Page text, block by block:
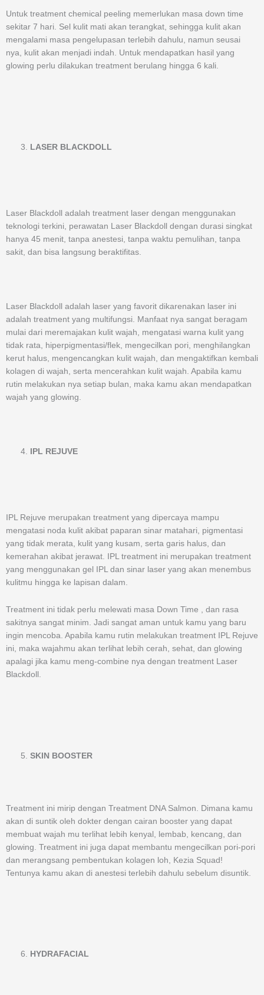
Untuk treatment chemical peeling memerlukan masa down time
sekitar 7 hari. Sel kulit mati akan terangkat, sehingga kulit akan
mengalami masa pengelupasan terlebih dahulu, namun seusai
nya, kulit akan menjadi indah. Untuk mendapatkan hasil yang
glowing perlu dilakukan treatment berulang hingga 6 kali.
LASER BLACKDOLL
Laser Blackdoll adalah treatment laser dengan menggunakan
teknologi terkini, perawatan Laser Blackdoll dengan durasi singkat
hanya 45 menit, tanpa anestesi, tanpa waktu pemulihan, tanpa
sakit, dan bisa langsung beraktifitas.
Laser Blackdoll adalah laser yang favorit dikarenakan laser ini
adalah treatment yang multifungsi. Manfaat nya sangat beragam
mulai dari meremajakan kulit wajah, mengatasi warna kulit yang
tidak rata, hiperpigmentasi/flek, mengecilkan pori, menghilangkan
kerut halus, mengencangkan kulit wajah, dan mengaktifkan kembali
kolagen di wajah, serta mencerahkan kulit wajah. Apabila kamu
rutin melakukan nya setiap bulan, maka kamu akan mendapatkan
wajah yang glowing.
IPL REJUVE
IPL Rejuve merupakan treatment yang dipercaya mampu
mengatasi noda kulit akibat paparan sinar matahari, pigmentasi
yang tidak merata, kulit yang kusam, serta garis halus, dan
kemerahan akibat jerawat. IPL treatment ini merupakan treatment
yang menggunakan gel IPL dan sinar laser yang akan menembus
kulitmu hingga ke lapisan dalam.
Treatment ini tidak perlu melewati masa Down Time , dan rasa
sakitnya sangat minim. Jadi sangat aman untuk kamu yang baru
ingin mencoba. Apabila kamu rutin melakukan treatment IPL Rejuve
ini, maka wajahmu akan terlihat lebih cerah, sehat, dan glowing
apalagi jika kamu meng-combine nya dengan treatment Laser
Blackdoll.
SKIN BOOSTER
Treatment ini mirip dengan Treatment DNA Salmon. Dimana kamu
akan di suntik oleh dokter dengan cairan booster yang dapat
membuat wajah mu terlihat lebih kenyal, lembab, kencang, dan
glowing. Treatment ini juga dapat membantu mengecilkan pori-pori
dan merangsang pembentukan kolagen loh, Kezia Squad!
Tentunya kamu akan di anestesi terlebih dahulu sebelum disuntik.
HYDRAFACIAL